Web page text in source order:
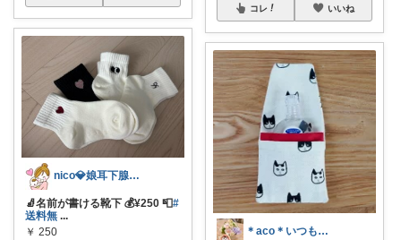
nico💎娘耳下腺炎でした😭💦
🧦名前が書ける靴下 💰¥250 📮#
送料無 ...
￥ 250
コレ いいね
＊aco＊いつもありがとうございます♡